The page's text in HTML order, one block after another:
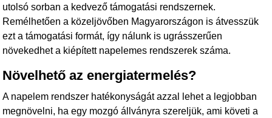
utolsó sorban a kedvező támogatási rendszernek.
Remélhetően a közeljövőben Magyarországon is átvesszük
ezt a támogatási formát, így nálunk is ugrásszerűen
növekedhet a kiépített napelemes rendszerek száma.
Növelhető az energiatermelés?
A napelem rendszer hatékonyságát azzal lehet a legjobban
megnövelni, ha egy mozgó állványra szereljük, ami követi a